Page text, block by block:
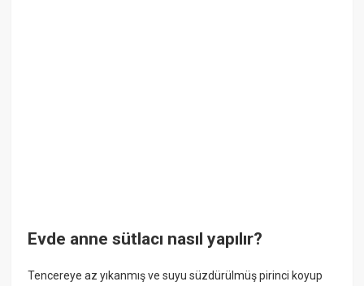
Evde anne sütlacı nasıl yapılır?
Tencereye az yıkanmış ve suyu süzdürülmüş pirinci koyup